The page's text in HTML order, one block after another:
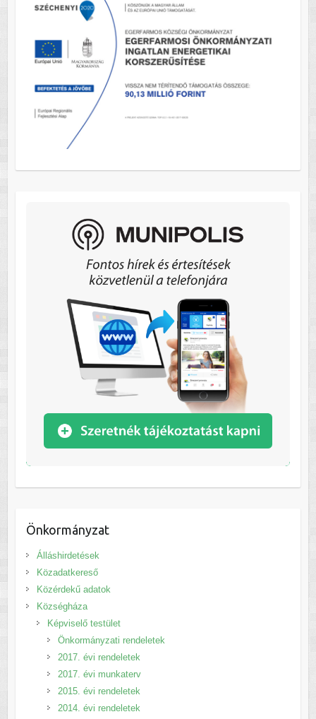
Önkormányzat
Álláshirdetések
Közadatkereső
Közérdekű adatok
Községháza
Képviselő testület
Önkormányzati rendeletek
2017. évi rendeletek
2017. évi munkaterv
2015. évi rendeletek
2014. évi rendeletek